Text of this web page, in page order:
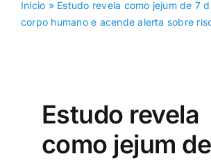
Início » Estudo revela como jejum de 7
corpo humano e acende alerta sobre
Estudo revela
como jejum